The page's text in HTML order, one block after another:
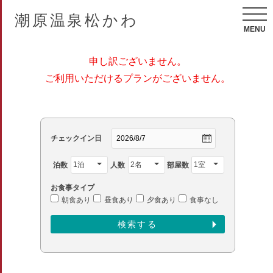
潮原温泉松かわ
MENU
申し訳ございません。
ご利用いただけるプランがございません。
チェックイン日
泊数 人数 部屋数
お食事タイプ
朝食あり
昼食あり 夕食あり 食事なし